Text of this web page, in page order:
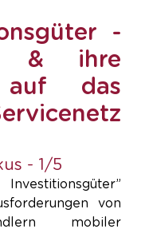
-
& ihre
auf das
- 1/5
von
mobiler